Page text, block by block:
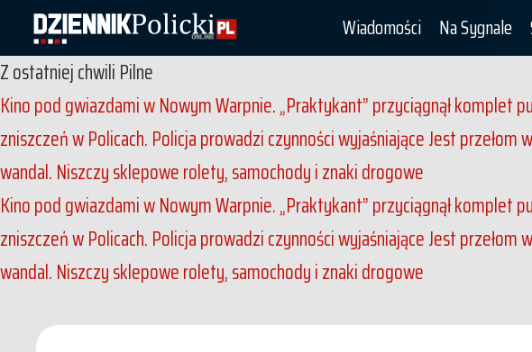
Wiadomości Na Sygnale
Z ostatniej chwili Pilne
Kino pod gwiazdami w Nowym Warpnie. „Praktykant” przyciągnął komplet
zniszczeń w Policach. Policja prowadzi czynności wyjaśniająceJest przełom
wandal. Niszczy sklepowe rolety, samochody i znaki drogowe
Kino pod gwiazdami w Nowym Warpnie. „Praktykant” przyciągnął komplet
zniszczeń w Policach. Policja prowadzi czynności wyjaśniająceJest przełom
wandal. Niszczy sklepowe rolety, samochody i znaki drogowe